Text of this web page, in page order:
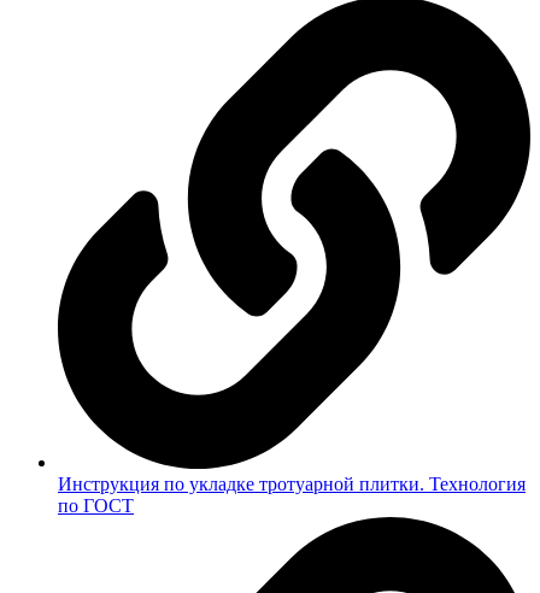
Инструкция по укладке тротуарной плитки. Технология
по ГОСТ